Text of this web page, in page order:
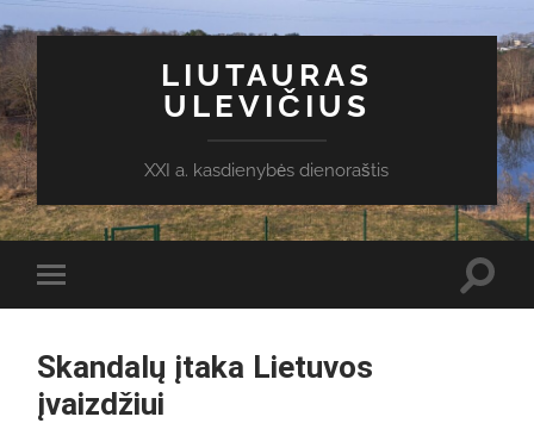
LIUTAURAS
ULEVIČIUS
XXI a. kasdienybės dienoraštis
Toggle
mobile
Skandalų įtaka Lietuvos
įvaizdžiui